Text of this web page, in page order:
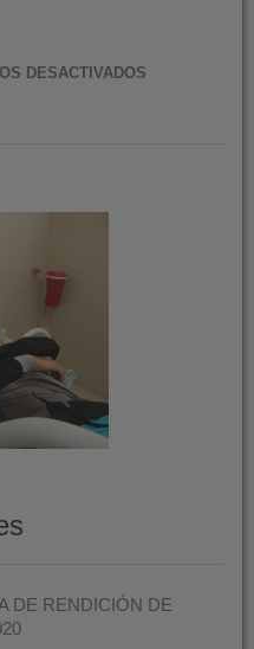
DESACTIVADOS
DE RENDICIÓN DE